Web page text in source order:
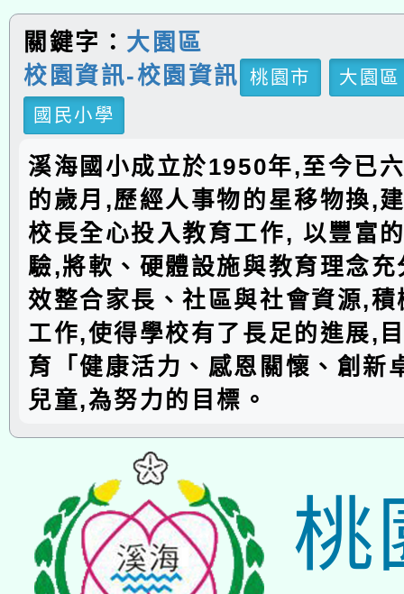
關鍵字： 大園區
校園資訊-校園資訊
桃園市
大園區
國民小學
溪海國小成立於1950年,至今已
的歲月,歷經人事物的星移物換,
校長全心投入教育工作, 以豐富
驗,將軟、硬體設施與教育理念
效整合家長、社區與社會資源,
工作,使得學校有了長足的進展,
育「健康活力、感恩關懷、創新
兒童,為努力的目標。
桃